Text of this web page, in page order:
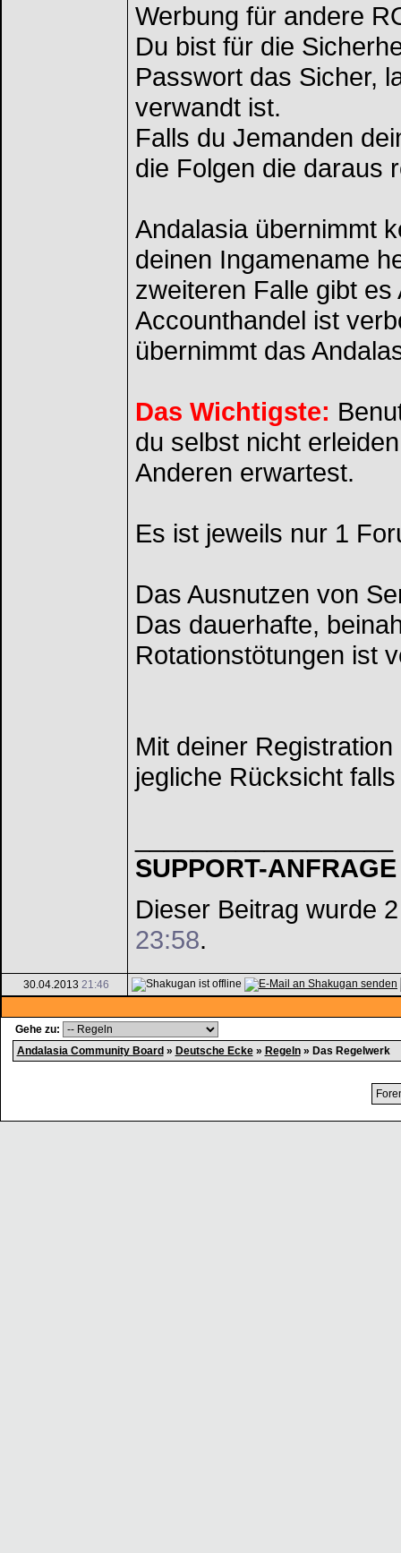
Werbung für andere
Du bist für die
Passwort das Sicher,
verwandt ist.
Falls du Jemanden
die Folgen die daraus
Andalasia übernimmt
deinen Ingamename
zweiteren Falle gibt
Accounthandel ist
übernimmt das
Das Wichtigste:
du selbst nicht
Anderen erwartest.
Es ist jeweils nur 1
Das Ausnutzen von
Das dauerhafte,
Rotationstötungen ist
Mit deiner
jegliche Rücksicht
SUPPORT-
Dieser Beitrag wurde
23:58.
30.04.2013 21:46
Gehe zu:
Andalasia Community Board » Deutsche Ecke» Regeln» Das Regelwerk